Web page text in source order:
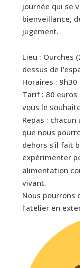
journée qui se
bienveillance,
jugement.
Lieu : Ourches
dessus de
Horaires : 9h30
Tarif : 80
vous le
Repas :
que nous
dehors s’il fait
expérimenter
alimentation
vivant.
Nous pourrons
l’atelier en